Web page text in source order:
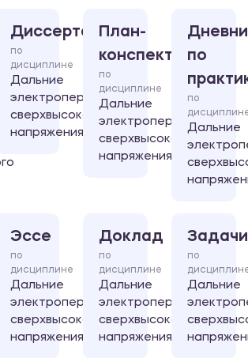
Диссертация
по
дисциплине
Дальние
электропередачи
сверхвысокого
напряжения
План-
конспект
по
дисциплине
Дальние
электропередачи
сверхвысокого
напряжения
по
по
Дальние
Эссе
по
дисциплине
Дальние
электропередачи
сверхвысокого
напряжения
Доклад
по
дисциплине
Дальние
электропередачи
сверхвысокого
напряжения
Задачи
по
Дальние